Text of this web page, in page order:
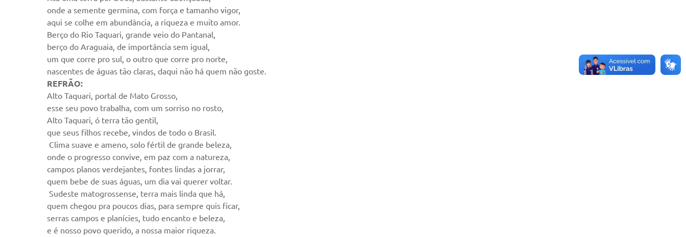
onde a semente germina, com força e tamanho vigor,
aqui se colhe em abundância, a riqueza e muito amor.
Berço do Rio Taquari, grande veio do Pantanal,
berço do Araguaia, de importância sem igual,
um que corre pro sul, o outro que corre pro norte,
nascentes de águas tão claras, daqui não há quem não goste.
REFRÃO:
Alto Taquari, portal de Mato Grosso,
esse seu povo trabalha, com um sorriso no rosto,
Alto Taquari, ó terra tão gentil,
que seus filhos recebe, vindos de todo o Brasil.
Clima suave e ameno, solo fértil de grande beleza,
onde o progresso convive, em paz com a natureza,
campos planos verdejantes, fontes lindas a jorrar,
quem bebe de suas águas, um dia vai querer voltar.
Sudeste matogrossense, terra mais linda que há,
quem chegou pra poucos dias, para sempre quis ficar,
serras campos e planícies, tudo encanto e beleza,
e é nosso povo querido, a nossa maior riqueza.